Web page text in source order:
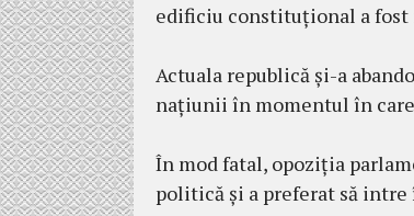
edificiu constituțional a
Actuala republică și-a
națiunii în momentul în
În mod fatal, opoziția
politică și a preferat să